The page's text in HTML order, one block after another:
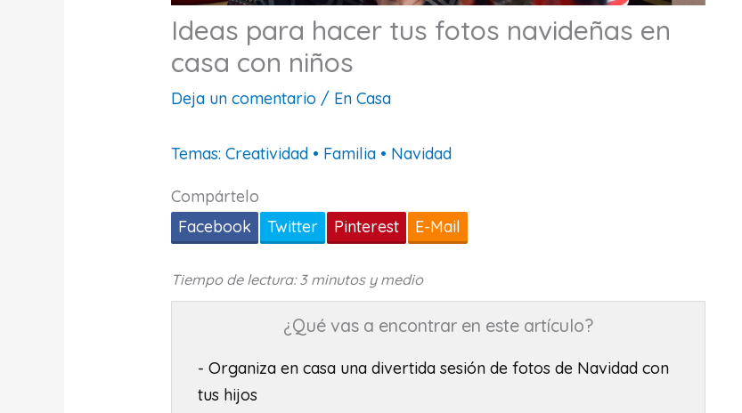
Ideas para hacer tus fotos navideñas en
casa con niños
Deja un comentario / En Casa
Temas:Creatividad • Familia • Navidad
Compártelo
Facebook
Twitter Pinterest E-Mail
Tiempo de lectura: 3 minutos y medio
¿Qué vas a encontrar en este artículo?
- Organiza en casa una divertida sesión de fotos de Navidad con
tus hijos